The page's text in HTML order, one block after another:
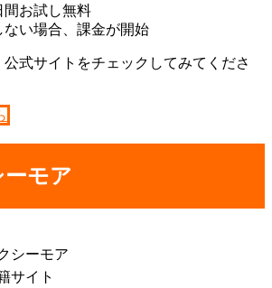
お試し無料
い場合、課金が開始
式サイトをチェックしてみてくださ
モア
シーモア
サイト